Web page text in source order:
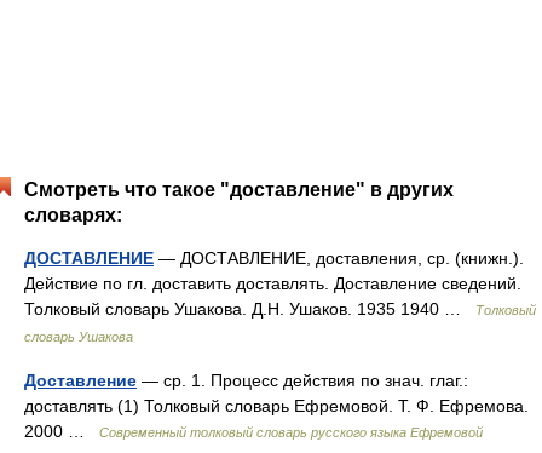
Смотреть что такое "доставление" в других
словарях:
ДОСТАВЛЕНИЕ — ДОСТАВЛЕНИЕ, доставления, ср. (книжн.).
Действие по гл. доставить доставлять. Доставление сведений.
Толковый словарь Ушакова. Д.Н. Ушаков. 1935 1940 …
Толковый
словарь Ушакова
Доставление — ср. 1. Процесс действия по знач. глаг.:
доставлять (1) Толковый словарь Ефремовой. Т. Ф. Ефремова.
2000 …
Современный толковый словарь русского языка Ефремовой